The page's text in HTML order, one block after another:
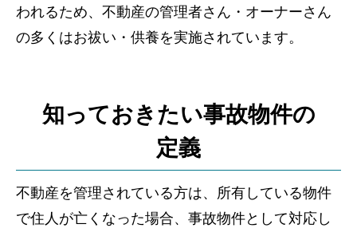
われるため、不動産の管理者さん・オーナーさん
の多くはお祓い・供養を実施されています。
知っておきたい事故物件の
定義
不動産を管理されている方は、所有している物件
で住人が亡くなった場合、事故物件として対応し